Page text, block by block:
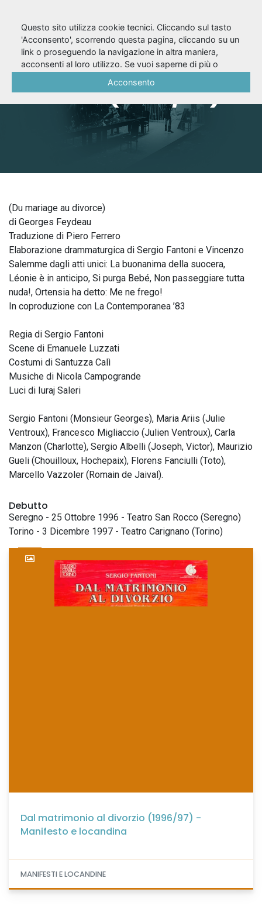
Dal matrimonio al
divorzio (1996/97)
(Du mariage au divorce)
di Georges Feydeau
Traduzione di Piero Ferrero
Elaborazione drammaturgica di Sergio Fantoni e Vincenzo
Salemme dagli atti unici: La buonanima della suocera,
Léonie è in anticipo, Si purga Bebé, Non passeggiare tutta
nuda!, Ortensia ha detto: Me ne frego!
In coproduzione con La Contemporanea ’83
Regia di Sergio Fantoni
Scene di Emanuele Luzzati
Costumi di Santuzza Calì
Musiche di Nicola Campogrande
Luci di Iuraj Saleri
Sergio Fantoni (Monsieur Georges), Maria Ariis (Julie
Ventroux), Francesco Migliaccio (Julien Ventroux), Carla
Manzon (Charlotte), Sergio Albelli (Joseph, Victor), Maurizio
Gueli (Chouilloux, Hochepaix), Florens Fanciulli (Toto),
Marcello Vazzoler (Romain de Jaival).
Debutto
Seregno - 25 Ottobre 1996 - Teatro San Rocco (Seregno)
Torino - 3 Dicembre 1997 - Teatro Carignano (Torino)
Dal matrimonio al divorzio (1996/97) -
Manifesto e locandina
MANIFESTI E LOCANDINE
Questo sito utilizza cookie tecnici. Cliccando sul tasto
'Acconsento', scorrendo questa pagina, cliccando su un
link o proseguendo la navigazione in altra maniera,
acconsenti al loro utilizzo. Se vuoi saperne di più o
Acconsento